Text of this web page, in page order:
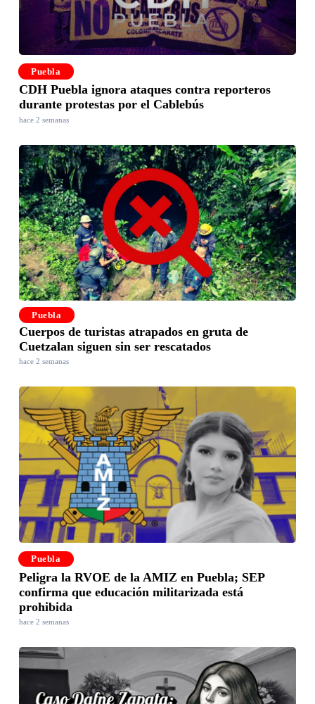
Puebla
CDH Puebla ignora ataques contra reporteros
durante protestas por el Cablebús
hace 2 semanas
Puebla
Cuerpos de turistas atrapados en gruta de
Cuetzalan siguen sin ser rescatados
hace 2 semanas
Puebla
Peligra la RVOE de la AMIZ en Puebla; SEP
confirma que educación militarizada está
prohibida
hace 2 semanas